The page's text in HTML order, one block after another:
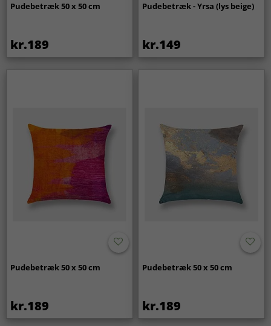
Pudebetræk 50 x 50 cm
kr.189
Pudebetræk - Yrsa (lys beige)
kr.149
Pudebetræk 50 x 50 cm
kr.189
Pudebetræk 50 x 50 cm
kr.189